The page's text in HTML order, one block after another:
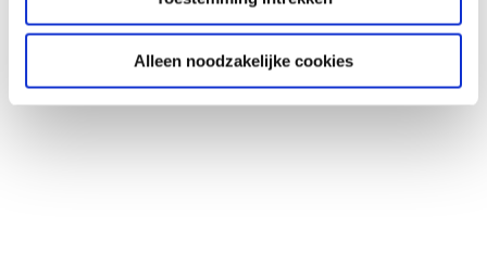
Alleen noodzakelijke cookies